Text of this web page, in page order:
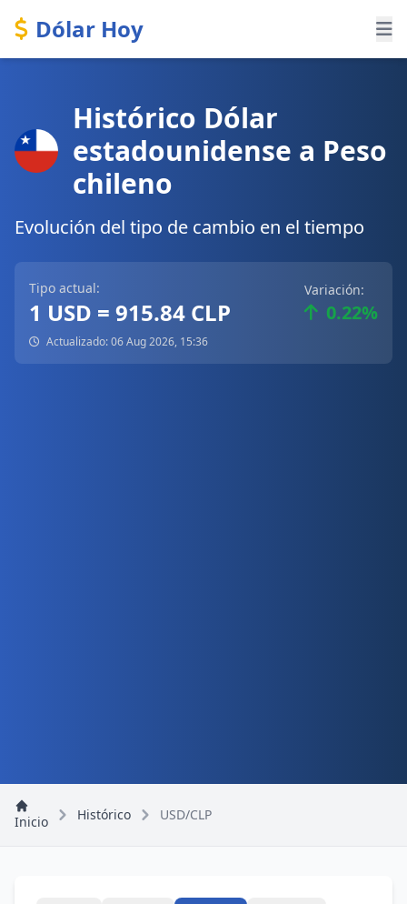
Dólar Hoy
Histórico Dólar
estadounidense a Peso
chileno
Evolución del tipo de cambio en el tiempo
Tipo actual:
1 USD = 915.84 CLP
Variación:
0.22%
Actualizado: 06 Aug 2026, 15:36
Inicio Histórico USD/CLP